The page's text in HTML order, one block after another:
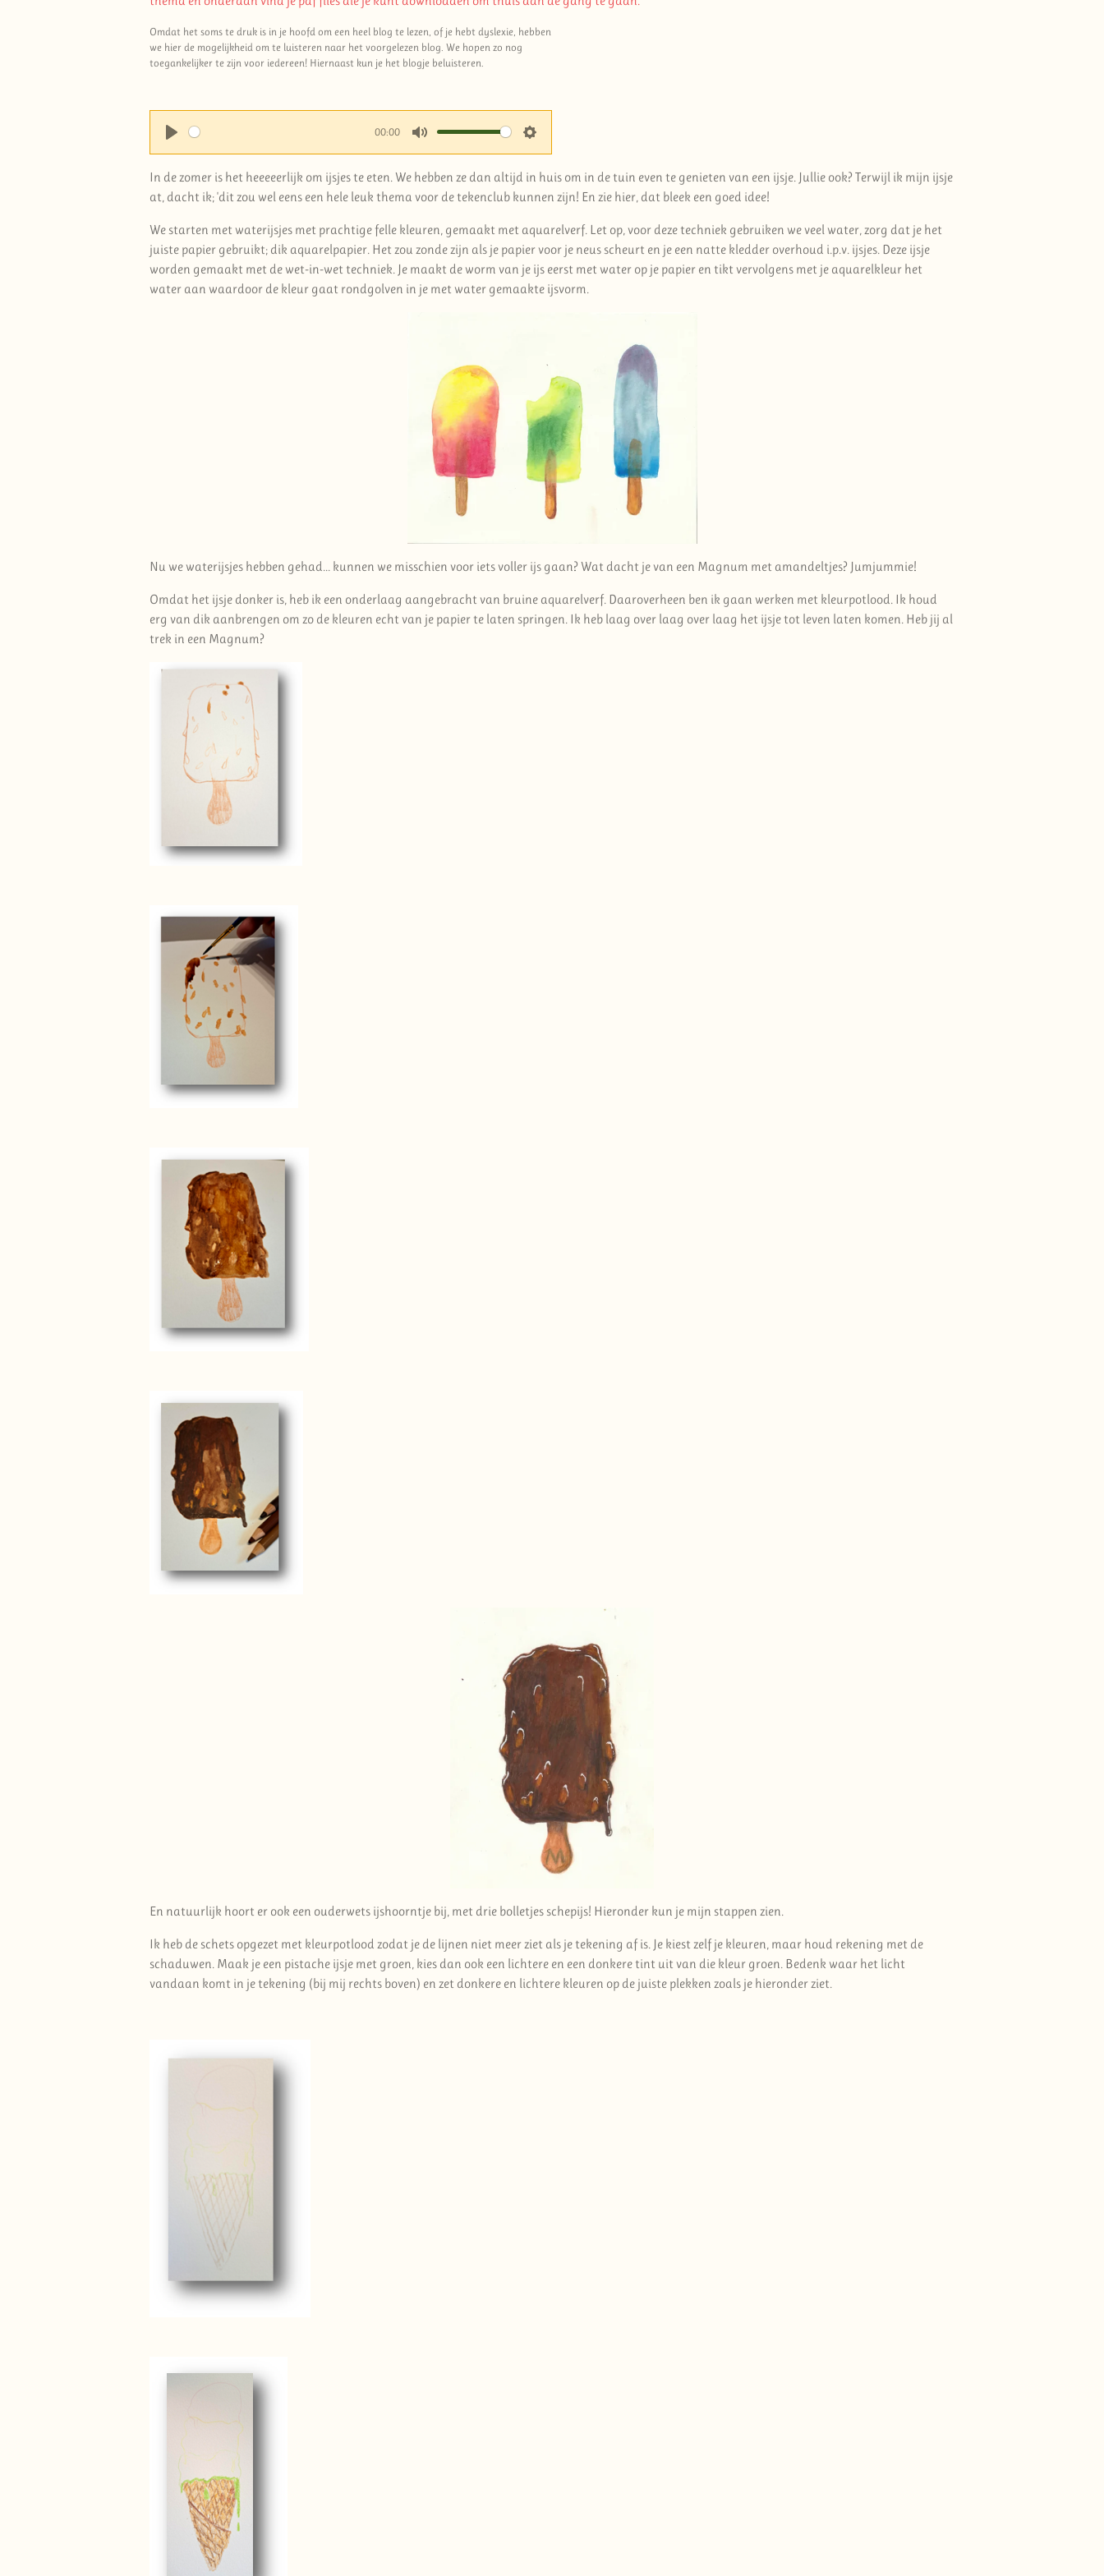
Omdat het soms te druk is in je hoofd om een heel blog te lezen, of je hebt dyslexie, hebben
we hier de mogelijkheid om te luisteren naar het voorgelezen blog. We hopen zo nog
toegankelijker te zijn voor iedereen! Hiernaast kun je het blogje beluisteren.
P
l
a
00:00
M
u
t
S
e
t
i
n
g
In de zomer is het heeeeerlijk om ijsjes te eten. We hebben ze dan altijd in huis om in de tuin even te genieten van een ijsje. Jullie ook? Terwijl ik mijn ijsje
at, dacht ik; 'dit zou wel eens een hele leuk thema voor de tekenclub kunnen zijn! En zie hier, dat bleek een goed idee!
We starten met waterijsjes met prachtige felle kleuren, gemaakt met aquarelverf. Let op, voor deze techniek gebruiken we veel water, zorg dat je het
juiste papier gebruikt; dik aquarelpapier. Het zou zonde zijn als je papier voor je neus scheurt en je een natte kledder overhoud i.p.v. ijsjes. Deze ijsje
worden gemaakt met de wet-in-wet techniek. Je maakt de worm van je ijs eerst met water op je papier en tikt vervolgens met je aquarelkleur het
water aan waardoor de kleur gaat rondgolven in je met water gemaakte ijsvorm.
Nu we waterijsjes hebben gehad... kunnen we misschien voor iets voller ijs gaan? Wat dacht je van een Magnum met amandeltjes? Jumjummie!
Omdat het ijsje donker is, heb ik een onderlaag aangebracht van bruine aquarelverf. Daaroverheen ben ik gaan werken met kleurpotlood. Ik houd
erg van dik aanbrengen om zo de kleuren echt van je papier te laten springen. Ik heb laag over laag over laag het ijsje tot leven laten komen. Heb jij al
trek in een Magnum?
En natuurlijk hoort er ook een ouderwets ijshoorntje bij, met drie bolletjes schepijs! Hieronder kun je mijn stappen zien.
Ik heb de schets opgezet met kleurpotlood zodat je de lijnen niet meer ziet als je tekening af is. Je kiest zelf je kleuren, maar houd rekening met de
schaduwen. Maak je een pistache ijsje met groen, kies dan ook een lichtere en een donkere tint uit van die kleur groen. Bedenk waar het licht
vandaan komt in je tekening (bij mij rechts boven) en zet donkere en lichtere kleuren op de juiste plekken zoals je hieronder ziet.